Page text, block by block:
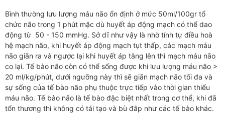
Bình thường lưu lượng máu não ổn định ở mức 50ml/100gr tổ
chức não trong 1 phút mặc dù huyết áp động mạch có thể dao
động từ 50 - 150 mmHg. Sở dĩ như vậy là nhờ tính tự điều hoà
hệ mạch não, khi huyết áp động mạch tụt thấp, các mạch máu
não giãn ra và ngược lại khi huyết áp tăng lên thì mạch máu não
co lại. Tế bào não còn có thể sống được khi lưu lượng máu não >
20 ml/kg/phút, dưới ngưỡng này thì sẽ giãn mạch não tối đa và
sự sống của tế bào não phụ thuộc trực tiếp vào thời gian thiếu
máu não. Tế bào não là tế bào đặc biệt nhất trong cơ thể, khi đã
tổn thương thì không có tái tạo và bù đắp như các tế bào khác.